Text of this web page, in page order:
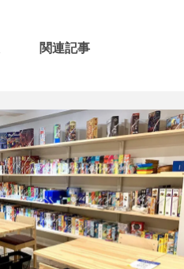
関連記事